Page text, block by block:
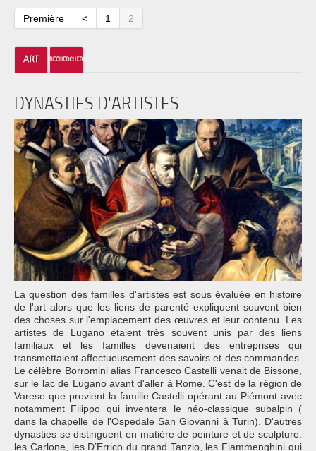
Première < 1 2
DYNASTIES D'ARTISTES
La question des familles d'artistes est sous évaluée en histoire
de l'art alors que les liens de parenté expliquent souvent bien
des choses sur l'emplacement des œuvres et leur contenu. Les
artistes de Lugano étaient très souvent unis par des liens
familiaux et les familles devenaient des entreprises qui
transmettaient affectueusement des savoirs et des commandes.
Le célèbre Borromini alias Francesco Castelli venait de Bissone,
sur le lac de Lugano avant d'aller à Rome. C'est de la région de
Varese que provient la famille Castelli opérant au Piémont avec
notamment Filippo qui inventera le néo-classique subalpin (
dans la chapelle de l'Ospedale San Giovanni à Turin). D'autres
dynasties se distinguent en matière de peinture et de sculpture:
les Carlone, les D’Errico du grand Tanzio, les Fiammenghini qui